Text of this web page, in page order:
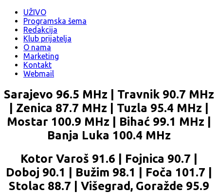
UŽIVO
Programska šema
Redakcija
Klub prijatelja
O nama
Marketing
Kontakt
Webmail
Sarajevo 96.5 MHz | Travnik 90.7 MHz
| Zenica 87.7 MHz | Tuzla 95.4 MHz |
Mostar 100.9 MHz | Bihać 99.1 MHz |
Banja Luka 100.4 MHz
Kotor Varoš 91.6 | Fojnica 90.7 |
Doboj 90.1 | Bužim 98.1 | Foča 101.7 |
Stolac 88.7 | Višegrad, Goražde 95.9